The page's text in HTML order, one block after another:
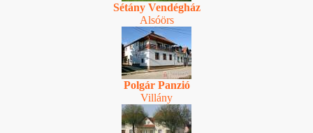
Sétány Vendégház
Alsóörs
Polgár Panzió
Villány